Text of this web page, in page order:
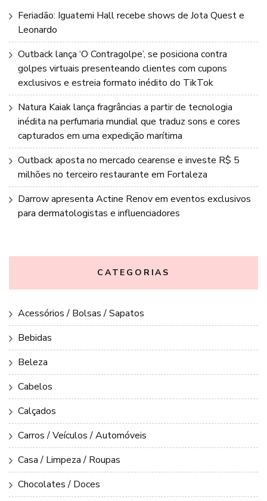
Feriadão: Iguatemi Hall recebe shows de Jota Quest e
Leonardo
Outback lança ‘O Contragolpe’, se posiciona contra
golpes virtuais presenteando clientes com cupons
exclusivos e estreia formato inédito do TikTok
Natura Kaiak lança fragrâncias a partir de tecnologia
inédita na perfumaria mundial que traduz sons e cores
capturados em uma expedição marítima
Outback aposta no mercado cearense e investe R$ 5
milhões no terceiro restaurante em Fortaleza
Darrow apresenta Actine Renov em eventos exclusivos
para dermatologistas e influenciadores
CATEGORIAS
Acessórios / Bolsas / Sapatos
Bebidas
Beleza
Cabelos
Calçados
Carros / Veículos / Automóveis
Casa / Limpeza / Roupas
Chocolates / Doces